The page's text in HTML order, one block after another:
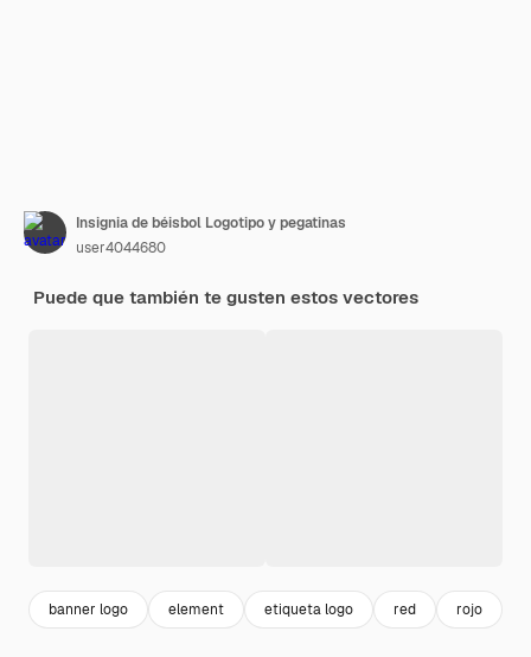
Insignia de béisbol Logotipo y pegatinas
user4044680
Puede que también te gusten estos vectores
banner logo element etiqueta logo red rojo